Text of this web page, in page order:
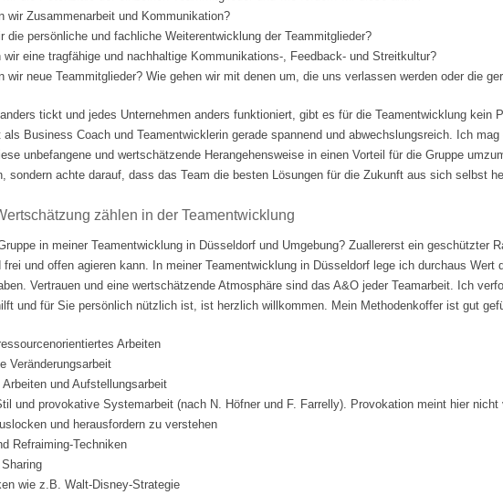
wir Zusammenarbeit und Kommunikation?
die persönliche und fachliche Weiterentwicklung der Teammitglieder?
wir eine tragfähige und nachhaltige Kommunikations-, Feedback- und Streitkultur?
wir neue Teammitglieder? Wie gehen wir mit denen um, die uns verlassen werden oder die
tickt und jedes Unternehmen anders funktioniert, gibt es für die Teamentwicklung kein
als Business Coach und Teamentwicklerin gerade spannend und abwechslungsreich. Ich
unbefangene und wertschätzende Herangehensweise in einen Vorteil für die Gruppe
sondern achte darauf, dass das Team die besten Lösungen für die Zukunft aus sich selbst
zählen in der Teamentwicklung
in meiner Teamentwicklung in Düsseldorf und Umgebung? Zuallererst ein geschützter
frei und offen agieren kann. In meiner Teamentwicklung in Düsseldorf lege ich durchaus Wert
Vertrauen und eine wertschätzende Atmosphäre sind das A&O jeder Teamarbeit. Ich
und für Sie persönlich nützlich ist, ist herzlich willkommen. Mein Methodenkoffer ist gut
Arbeiten
Veränderungsarbeit
und Aufstellungsarbeit
und provokative Systemarbeit (nach N. Höfner und F. Farrelly). Provokation meint hier
und herausfordern zu verstehen
Refraiming-Techniken
wie z.B. Walt-Disney-Strategie